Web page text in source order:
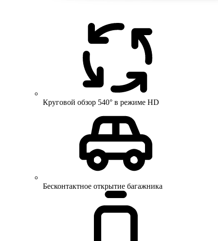
Круговой обзор 540° в режиме HD
Бесконтактное открытие багажника